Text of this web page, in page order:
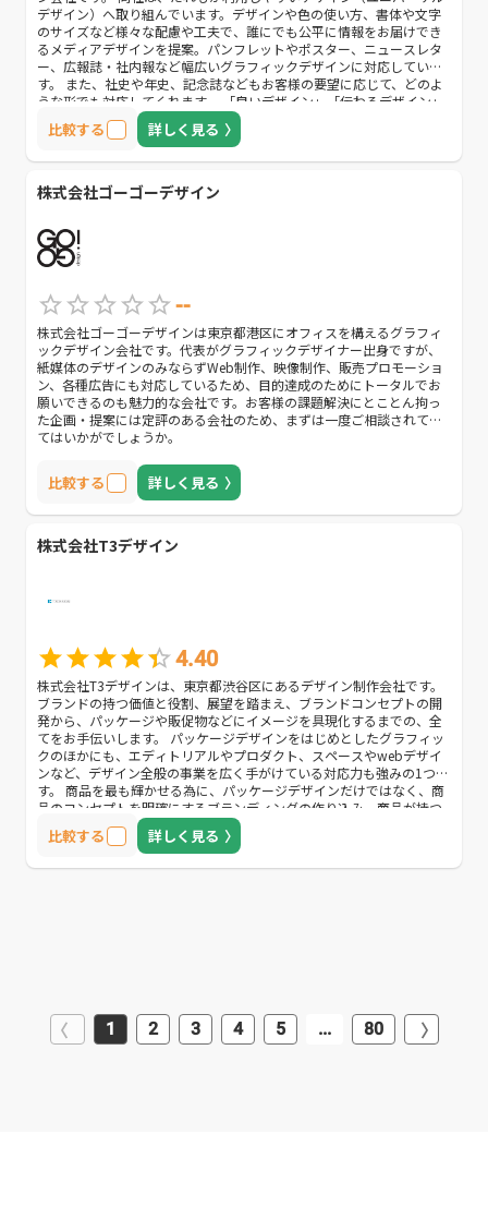
デザイン）へ取り組んでいます。デザインや色の使い方、書体や文字
のサイズなど様々な配慮や工夫で、誰にでも公平に情報をお届けでき
るメディアデザインを提案。パンフレットやポスター、ニュースレタ
ー、広報誌・社内報など幅広いグラフィックデザインに対応していま
す。 また、社史や年史、記念誌などもお客様の要望に応じて、どのよ
うな形でも対応してくれます。 「良いデザイン」「伝わるデザイン」
に悩んでいる方は、是非一度問い合わせてみましょう。
比較する 詳しく見る
株式会社ゴーゴーデザイン
--
株式会社ゴーゴーデザインは東京都港区にオフィスを構えるグラフィ
ックデザイン会社です。代表がグラフィックデザイナー出身ですが、
紙媒体のデザインのみならずWeb制作、映像制作、販売プロモーショ
ン、各種広告にも対応しているため、目的達成のためにトータルでお
願いできるのも魅力的な会社です。お客様の課題解決にとことん拘っ
た企画・提案には定評のある会社のため、まずは一度ご相談されてみ
てはいかがでしょうか。
比較する 詳しく見る
株式会社T3デザイン
4.40
株式会社T3デザインは、東京都渋谷区にあるデザイン制作会社です。
ブランドの持つ価値と役割、展望を踏まえ、ブランドコンセプトの開
発から、パッケージや販促物などにイメージを具現化するまでの、全
てをお手伝いします。 パッケージデザインをはじめとしたグラフィッ
クのほかにも、エディトリアルやプロダクト、スペースやwebデザイ
ンなど、デザイン全般の事業を広く手がけている対応力も強みの1つで
す。 商品を最も輝かせる為に、パッケージデザインだけではなく、商
品のコンセプトを明確にするブランディングの作り込み、商品が持つ
世界観を広く伝える販促物デザインまでを行い、個性を最大限に引き
出す方法をご提案します。 また撮影やキャスティング、コピーライテ
ィングも対応可能で、オプションフォローも充実しています。 「入念
比較する 詳しく見る
1 2 3 4 5 ... 80